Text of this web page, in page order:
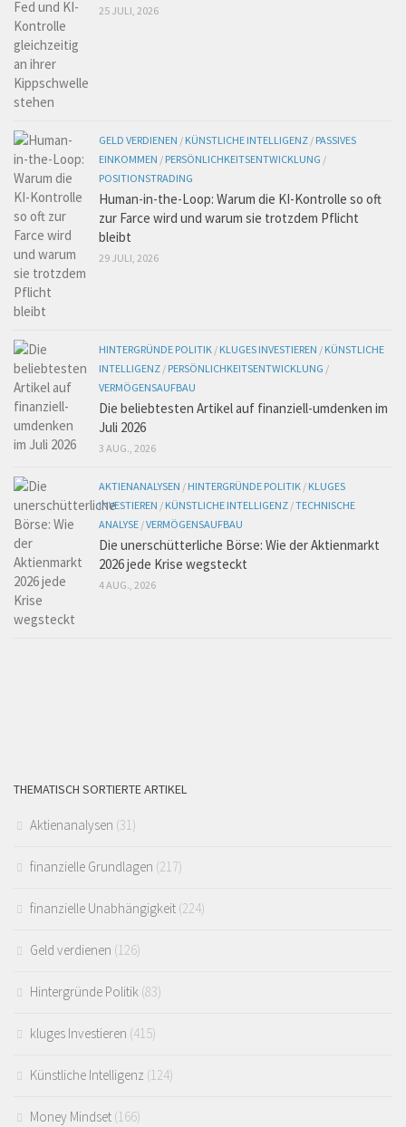
25 JULI, 2026
GELD VERDIENEN / KÜNSTLICHE INTELLIGENZ / PASSIVES
EINKOMMEN / PERSÖNLICHKEITSENTWICKLUNG /
POSITIONSTRADING
Human-in-the-Loop: Warum die KI-Kontrolle so oft
zur Farce wird und warum sie trotzdem Pflicht
bleibt
29 JULI, 2026
HINTERGRÜNDE POLITIK / KLUGES INVESTIEREN / KÜNSTLICHE
INTELLIGENZ / PERSÖNLICHKEITSENTWICKLUNG /
VERMÖGENSAUFBAU
Die beliebtesten Artikel auf finanziell-umdenken im
Juli 2026
3 AUG., 2026
AKTIENANALYSEN / HINTERGRÜNDE POLITIK / KLUGES
INVESTIEREN / KÜNSTLICHE INTELLIGENZ /TECHNISCHE
ANALYSE /VERMÖGENSAUFBAU
Die unerschütterliche Börse: Wie der Aktienmarkt
2026 jede Krise wegsteckt
4 AUG., 2026
THEMATISCH SORTIERTE ARTIKEL
Aktienanalysen (31)
finanzielle Grundlagen (217)
finanzielle Unabhängigkeit (224)
Geld verdienen (126)
Hintergründe Politik (83)
kluges Investieren (415)
Künstliche Intelligenz (124)
Money Mindset (166)